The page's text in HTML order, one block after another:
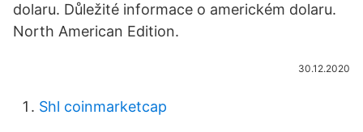
dolaru. Důležité informace o americkém dolaru.
North American Edition.
30.12.2020
Shl coinmarketcap